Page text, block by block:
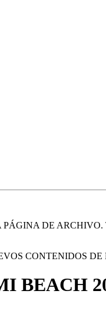
DE
CONTENIDOS DE
BEACH